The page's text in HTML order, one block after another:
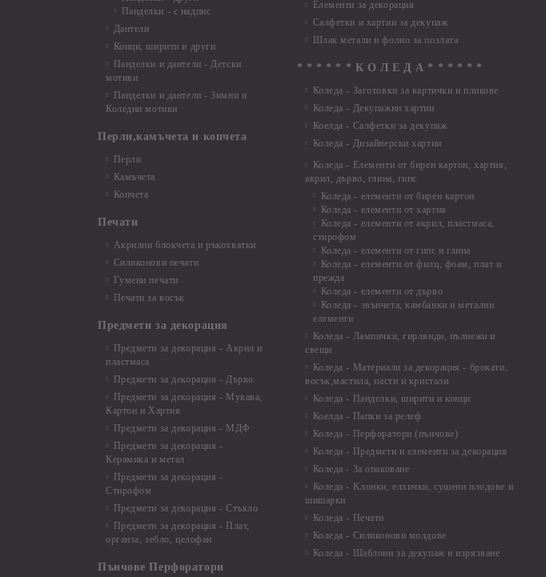
Панделки - с надпис
Дантели
Конци, ширити и други
Панделки и дантели - Детски
мотиви
Панделки и дантели - Зимни и
Коледни мотиви
Перли,камъчета и копчета
Перли
Камъчета
Копчета
Печати
Акрилни блокчета и ръкохватки
Силиконови печати
Гумени печати
Печати за восък
Предмети за декорация
Предмети за декорация - Акрил и
пластмаса
Предмети за декорация - Дърво
Предмети за декорация - Мукава,
Картон и Хартия
Предмети за декорация - МДФ
Предмети за декорация -
Керамика и метал
Предмети за декорация -
Стирофом
Предмети за декорация - Стъкло
Предмети за декорация - Плат,
органза, зебло, целофан
Пънчове Перфоратори
Елементи за декорация
Салфетки и хартии за декупаж
Шлак метали и фолио за позлата
* * * * * * К О Л Е Д А * * * * * *
Коледа - Заготовки за картички и пликове
Коледа - Декупажни хартии
Коелда - Салфетки за декупаж
Коледа - Дизайнерски хартии
Коледа - Eлементи от бирен картон, хартия,
акрил, дърво, глина, гипс
Коледа - елементи от бирен картон
Коледа - елементи от хартия
Коледа - елементи от акрил, пластмаса,
стирофом
Коледа - елементи от гипс и глина
Коледа - елементи от филц, фоам, плат и
прежда
Коледа - елементи от дърво
Коледа - звънчета, камбанки и метални
елементи
Коледа - Лампички, гирлянди, пълнежи и
свещи
Коледа - Материали за декорация - брокати,
восък,мастила, пасти и кристали
Коледа - Панделки, ширити и конци
Коелда - Папки за релеф
Коледа - Перфоратори (пънчове)
Коледа - Предмети и елементи за декорация
Коледа - За опаковане
Коледа - Kлонки, елхички, сушени плодове и
шишарки
Коледа - Печати
Коледа - Силиконови молдове
Коледа - Шаблони за декупаж и изрязване